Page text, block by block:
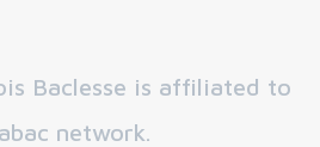
Baclesse is affiliated to
network.